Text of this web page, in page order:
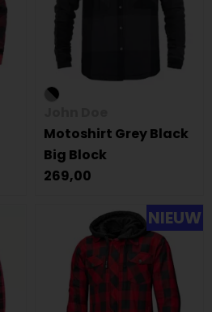
Motoshirt Grey Black
Big Block
269,00
NIEUW